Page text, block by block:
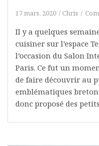
17 mars, 2020 Chris
Il y a quelques
cuisiner sur l’espace
l’occasion du Salon
Paris. Ce fut un
de faire découvrir au
emblématiques
donc proposé des